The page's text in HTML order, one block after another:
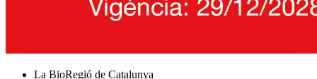
La BioRegió de Catalunya